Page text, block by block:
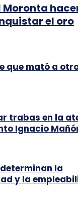
Moronta
el oro
que mató a
trabas en la
Ignacio
la
y la